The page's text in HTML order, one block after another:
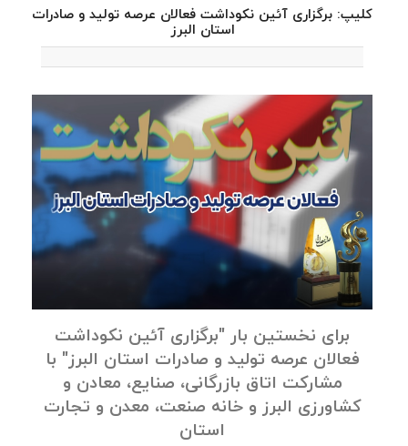
کلیپ: برگزاری آئین نکوداشت فعالان عرصه تولید و صادرات
استان البرز
برای نخستین بار "برگزاری آئین نکوداشت
فعالان عرصه تولید و صادرات استان البرز" با
مشارکت اتاق بازرگانی، صنایع، معادن و
کشاورزی البرز و خانه صنعت، معدن و تجارت
استان